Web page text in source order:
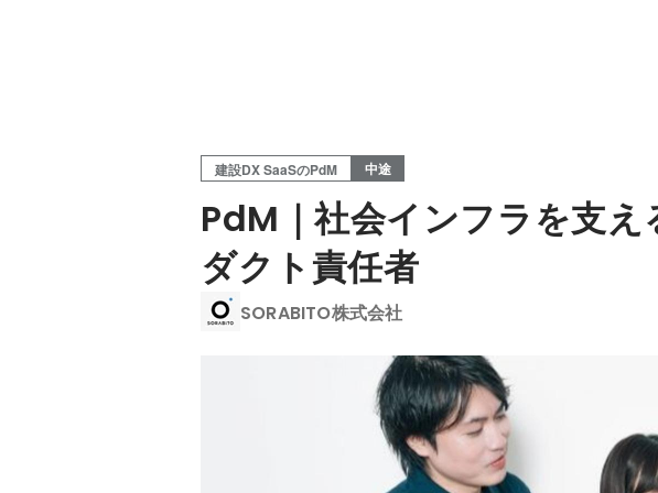
建設DX SaaSのPdM 中途
PdM｜社会インフラを支
ダクト責任者
SORABITO株式会社